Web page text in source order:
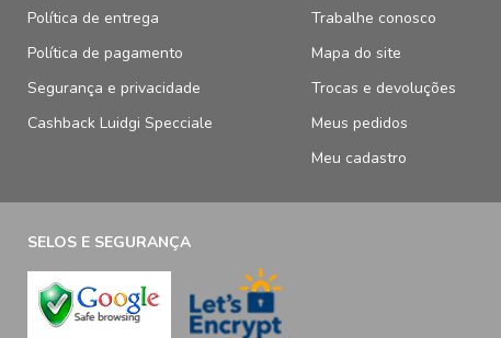
Política de entrega
Política de pagamento
Segurança e privacidade
Cashback Luidgi Specciale
Trabalhe conosco
Mapa do site
Trocas e devoluções
Meus pedidos
Meu cadastro
SELOS E SEGURANÇA